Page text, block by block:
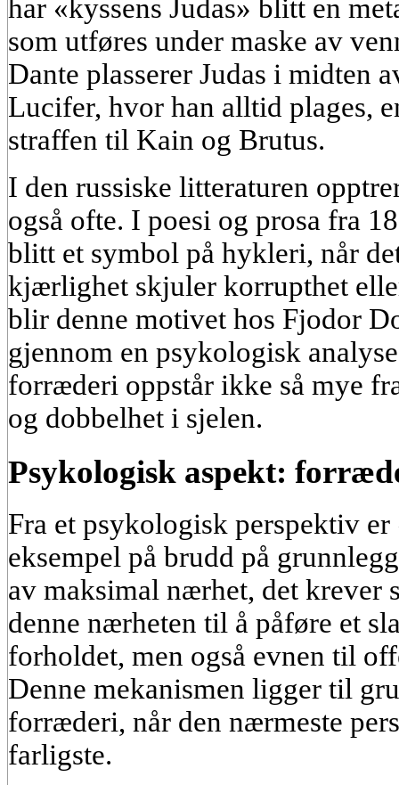
har «kyssens Judas» blitt en
som utføres under maske av
Dante plasserer Judas i midten
Lucifer, hvor han alltid plages,
straffen til Kain og Brutus.
I den russiske litteraturen
også ofte. I poesi og prosa fra
blitt et symbol på hykleri, når
kjærlighet skjuler korrupthet
blir denne motivet hos Fjodor
gjennom en psykologisk
forræderi oppstår ikke så mye
og dobbelhet i sjelen.
Psykologisk aspekt:
Fra et psykologisk perspektiv er
eksempel på brudd på
av maksimal nærhet, det krever
denne nærheten til å påføre et
forholdet, men også evnen til
Denne mekanismen ligger til
forræderi, når den nærmeste
farligste.